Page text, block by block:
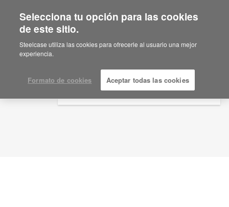
Are you in United States?
Would you like to see Products we sell in
your region?
English
Español
Idea de planificación
ID: NG6AR5GS
Selecciona tu opción para las cookies
de este sitio.
Steelcase utiliza las cookies para ofrecerle al usuario una mejor
experiencia.
Formato de cookies Aceptar todas las cookies